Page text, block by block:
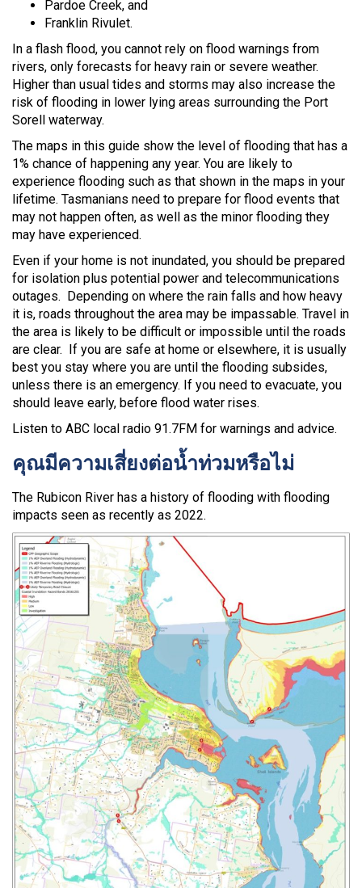
Pardoe Creek, and
Franklin Rivulet.
In a flash flood, you cannot rely on flood warnings from
rivers, only forecasts for heavy rain or severe weather.
Higher than usual tides and storms may also increase the
risk of flooding in lower lying areas surrounding the Port
Sorell waterway.
The maps in this guide show the level of flooding that has a
1% chance of happening any year. You are likely to
experience flooding such as that shown in the maps in your
lifetime. Tasmanians need to prepare for flood events that
may not happen often, as well as the minor flooding they
may have experienced.
Even if your home is not inundated, you should be prepared
for isolation plus potential power and telecommunications
outages. Depending on where the rain falls and how heavy
it is, roads throughout the area may be impassable. Travel in
the area is likely to be difficult or impossible until the roads
are clear. If you are safe at home or elsewhere, it is usually
best you stay where you are until the flooding subsides,
unless there is an emergency. If you need to evacuate, you
should leave early, before flood water rises.
Listen to ABC local radio 91.7FM for warnings and advice.
คุณมีความเสี่ยงต่อน้ำท่วมหรือไม่
The Rubicon River has a history of flooding with flooding
impacts seen as recently as 2022.